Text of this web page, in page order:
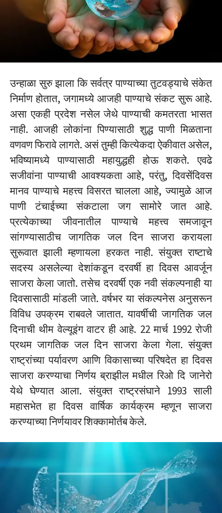
उन्हाळा सुरु झाला कि सर्वत्र पाण्याच्या तुटवड्याचे संकेत
निर्माण होतात, जगामध्ये आजही पाण्याचे संकट सुरू आहे.
असा एकही प्रदेश नसेल जेथे पाण्याची कमतरता भासत
नाही. आजही लोकांना पिण्यासाठी शुद्ध पाणी मिळताना
वणवण फिरावे लागते. असं तुम्ही कित्येकदा ऐकीवात असेल,
भविष्यामध्ये पाण्यासाठी महायुद्धही होऊ शकते. एवढे
सजीवांना पाण्याची आवश्यकता आहे, परंतु, दिवसेंदिवस
मानव पाण्याचे महत्त्व विसरत चालला आहे, ज्यामुळे आज
पाणी टंचाईच्या संकटाला जग सामोरे जात आहे.
प्रत्येकाच्या जीवनातील पाण्याचे महत्त्व समजावून
सांगण्यासाठीच जागतिक जल दिन साजरा करायला
सुरूवात झाली म्हणायला हरकत नाही. संयुक्त राष्टाचे
सदस्य असलेल्या देशांकडून दरवर्षी हा दिवस आवर्जून
साजरा केला जातो. तसेच दरवर्षी एक नवी संकल्पनाही या
दिवसासाठी मांडली जाते. वर्षभर या संकल्पनेस अनुसरून
विविध उपक्रम राबवले जातात. यावर्षीची जागतिक जल
दिनाची थीम वेल्यूइंग वाटर ही आहे. 22 मार्च 1992 रोजी
प्रथम जागतिक जल दिन साजरा केला गेला. संयुक्त
राष्ट्रांच्या पर्यावरण आणि विकासाच्या परिषदेत हा दिवस
साजरा करण्याचा निर्णय ब्राझील मधील रिओ दि जानेरो
येथे घेण्यात आला. संयुक्त राष्ट्रसंघाने 1993 साली
महासभेत हा दिवस वार्षिक कार्यक्रम म्हणून साजरा
करण्याच्या निर्णयावर शिक्कामोर्तब केले.